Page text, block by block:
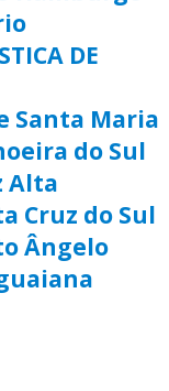
DE
Santa Maria
do Sul
Alta
Cruz do Sul
Ângelo